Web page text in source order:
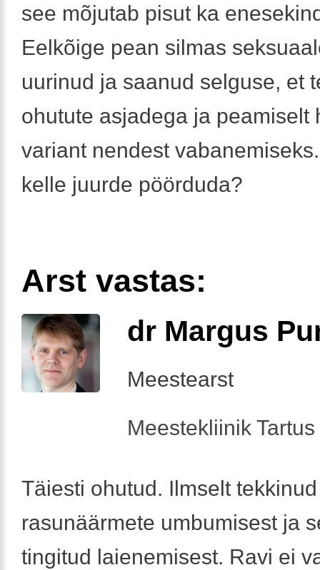
see mõjutab pisut ka
Eelkõige pean silmas
uurinud ja saanud selguse, et
ohutute asjadega ja peamiselt
variant nendest
kelle juurde pöörduda?
Arst vastas:
dr Margus
Meestearst
Meestekliinik
Täiesti ohutud. Ilmselt tekkinud
rasunäärmete umbumisest ja
tingitud laienemisest. Ravi ei